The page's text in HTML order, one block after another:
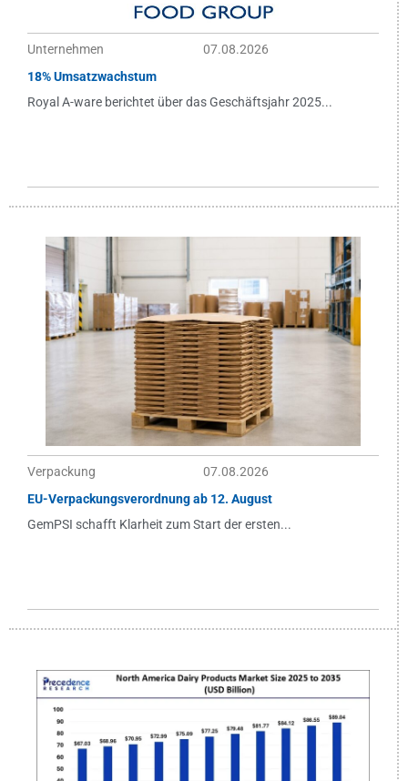
Unternehmen
07.08.2026
18% Umsatzwachstum
Royal A-ware berichtet über das Geschäftsjahr 2025...
Verpackung
07.08.2026
EU-Verpackungsverordnung ab 12. August
GemPSI schafft Klarheit zum Start der ersten...